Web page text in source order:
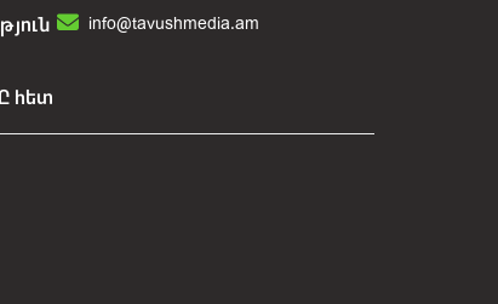
հետ
info@tavushmedia.am